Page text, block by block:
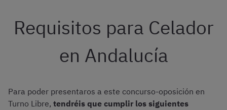
Requisitos para Celador
en Andalucía
Para poder presentaros a este concurso-oposición en
Turno Libre, tendréis que cumplir los siguientes